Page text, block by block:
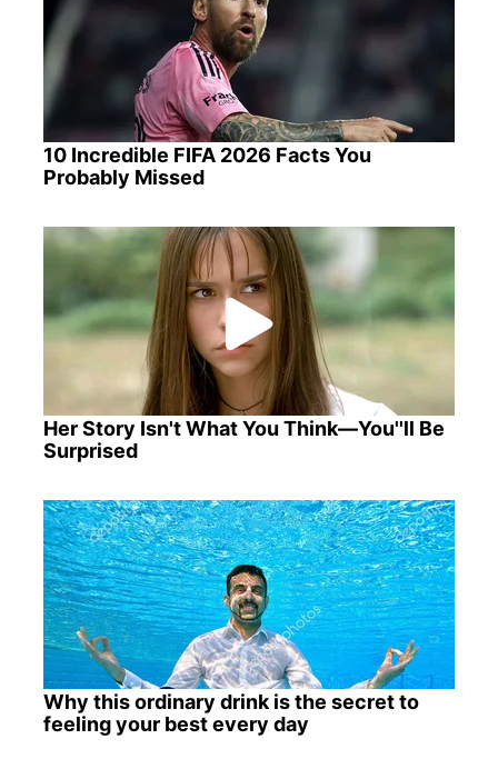
10 Incredible FIFA 2026 Facts You
Probably Missed
Her Story Isn't What You Think—You''ll Be
Surprised
Why this ordinary drink is the secret to
feeling your best every day